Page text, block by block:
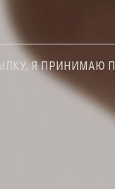
Я ПРИНИМАЮ